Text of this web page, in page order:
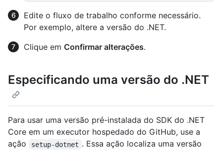
Edite o fluxo de trabalho conforme necessário.
Por exemplo, altere a versão do .NET.
Clique em Confirmar alterações.
Especificando uma versão do .NET
Para usar uma versão pré-instalada do SDK do .NET
Core em um executor hospedado do GitHub, use a
ação
setup-dotnet . Essa ação localiza uma versão